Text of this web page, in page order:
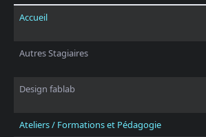
Accueil
Autres Stagiaires
Design fablab
Ateliers / Formations et Pédagogie